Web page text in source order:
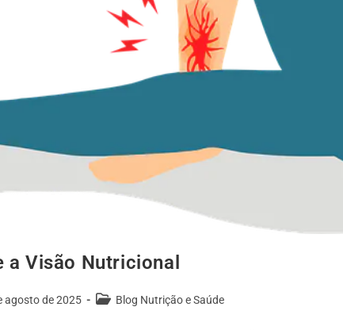
a Visão Nutricional
agosto de 2025 Blog Nutrição e Saúde